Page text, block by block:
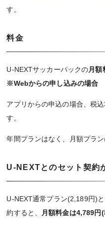
す。
料金
U-NEXTサッカーパックの月額
※Webからの申し込みの場合
アプリからの申込の場合、税
す。
年間プランはなく、月額プラン
U-NEXTとのセット契約
U-NEXT通常プラン(2,189円)
約すると、
月額料金は4,789円